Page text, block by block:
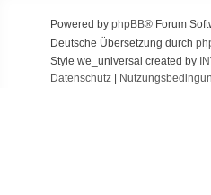
Powered by phpBB® Forum
Deutsche Übersetzung durch
Style we_universal created by
Datenschutz|